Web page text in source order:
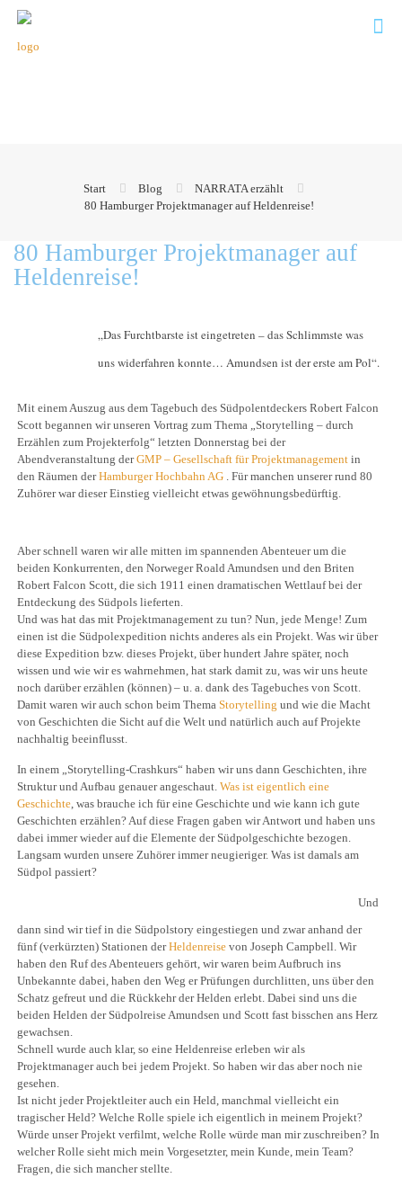
Start Blog
NARRATA erzählt
80 Hamburger Projektmanager auf Heldenreise!
80 Hamburger Projektmanager auf
Heldenreise!
„Das Furchtbarste ist eingetreten – das Schlimmste was
uns widerfahren konnte… Amundsen ist der erste am Pol“.
Mit einem Auszug aus dem Tagebuch des Südpolentdeckers Robert Falcon
Scott begannen wir unseren Vortrag zum Thema „Storytelling – durch
Erzählen zum Projekterfolg“ letzten Donnerstag bei der
Abendveranstaltung derGMP – Gesellschaft für Projektmanagement in
den Räumen derHamburger Hochbahn AG . Für manchen unserer rund 80
Zuhörer war dieser Einstieg vielleicht etwas gewöhnungsbedürftig.
Aber schnell waren wir alle mitten im spannenden Abenteuer um die
beiden Konkurrenten, den Norweger Roald Amundsen und den Briten
Robert Falcon Scott, die sich 1911 einen dramatischen Wettlauf bei der
Entdeckung des Südpols lieferten.
Und was hat das mit Projektmanagement zu tun? Nun, jede Menge! Zum
einen ist die Südpolexpedition nichts anderes als ein Projekt. Was wir über
diese Expedition bzw. dieses Projekt, über hundert Jahre später, noch
wissen und wie wir es wahrnehmen, hat stark damit zu, was wir uns heute
noch darüber erzählen (können) – u. a. dank des Tagebuches von Scott.
Damit waren wir auch schon beim ThemaStorytellingund wie die Macht
von Geschichten die Sicht auf die Welt und natürlich auch auf Projekte
nachhaltig beeinflusst.
In einem „Storytelling-Crashkurs“ haben wir uns dann Geschichten, ihre
Struktur und Aufbau genauer angeschaut.Was ist eigentlich eine
Geschichte, was brauche ich für eine Geschichte und wie kann ich gute
Geschichten erzählen? Auf diese Fragen gaben wir Antwort und haben uns
dabei immer wieder auf die Elemente der Südpolgeschichte bezogen.
Langsam wurden unsere Zuhörer immer neugieriger. Was ist damals am
Südpol passiert?
Und
dann sind wir tief in die Südpolstory eingestiegen und zwar anhand der
fünf (verkürzten) Stationen derHeldenreisevon Joseph Campbell. Wir
haben den Ruf des Abenteuers gehört, wir waren beim Aufbruch ins
Unbekannte dabei, haben den Weg er Prüfungen durchlitten, uns über den
Schatz gefreut und die Rückkehr der Helden erlebt. Dabei sind uns die
beiden Helden der Südpolreise Amundsen und Scott fast bisschen ans Herz
gewachsen.
Schnell wurde auch klar, so eine Heldenreise erleben wir als
Projektmanager auch bei jedem Projekt. So haben wir das aber noch nie
gesehen.
Ist nicht jeder Projektleiter auch ein Held, manchmal vielleicht ein
tragischer Held? Welche Rolle spiele ich eigentlich in meinem Projekt?
Würde unser Projekt verfilmt, welche Rolle würde man mir zuschreiben? In
welcher Rolle sieht mich mein Vorgesetzter, mein Kunde, mein Team?
Fragen, die sich mancher stellte.